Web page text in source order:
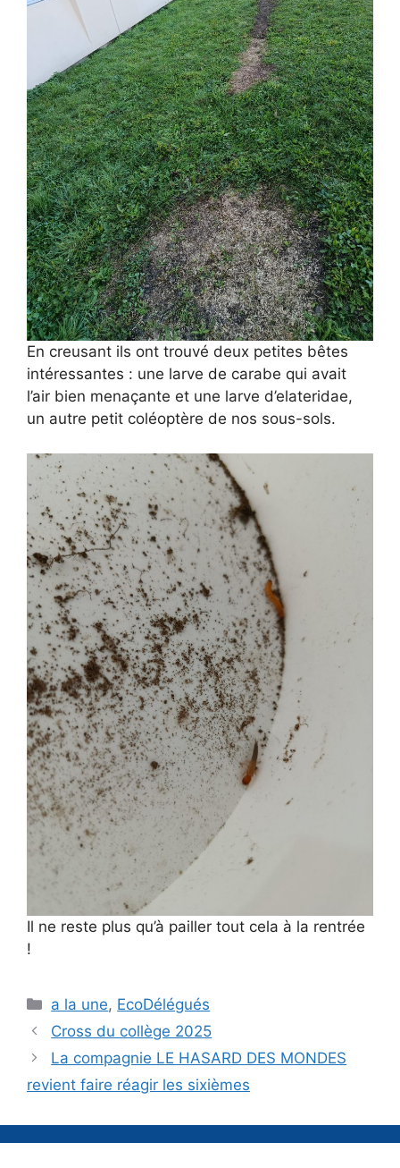
En creusant ils ont trouvé deux petites bêtes
intéressantes : une larve de carabe qui avait
l’air bien menaçante et une larve d’elateridae,
un autre petit coléoptère de nos sous-sols.
Il ne reste plus qu’à pailler tout cela à la rentrée
!
Catégories
a la une, EcoDélégués
Cross du collège 2025
La compagnie LE HASARD DES MONDES
revient faire réagir les sixièmes